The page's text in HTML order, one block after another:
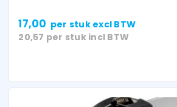
17,00 per stukexcl BTW
20,57 per stuk incl BTW